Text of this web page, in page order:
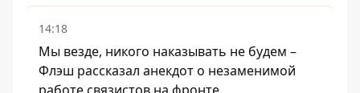
14:18
Мы везде, никого наказывать не будем –
Флэш рассказал анекдот о незаменимой